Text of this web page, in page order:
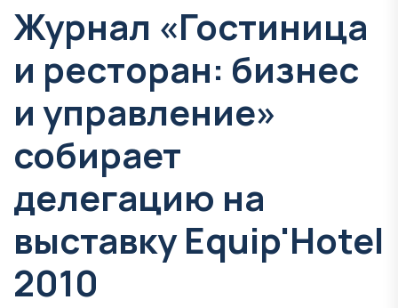
Журнал «Гостиница
и ресторан: бизнес
и управление»
собирает
делегацию на
выставку Equip'Hotel
2010